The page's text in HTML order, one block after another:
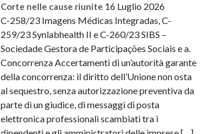
Corte nelle cause riunite 16 Luglio 2026
C-258/23 Imagens Médicas Integradas, C-
259/23 Synlabhealth II e C-260/23 SIBS –
Sociedade Gestora de Participações Sociais e a.
Concorrenza Accertamenti di un’autorità garante
della concorrenza: il diritto dell’Unione non osta
al sequestro, senza autorizzazione preventiva da
parte di un giudice, di messaggi di posta
elettronica professionali scambiati tra i